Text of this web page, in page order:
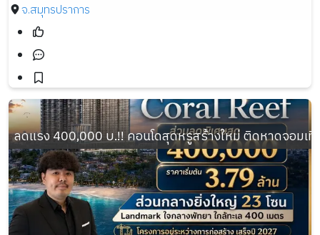
จ.สมุทรปราการ
ลดแรง 400,000 บ.!! คอนโดสุดหรูสร้างใหม่ ติดหาดจอม